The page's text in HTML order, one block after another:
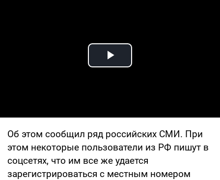
Play Video
Об этом сообщил ряд российских СМИ. При
этом некоторые пользователи из РФ пишут в
соцсетях, что им все же удается
зарегистрироваться с местным номером